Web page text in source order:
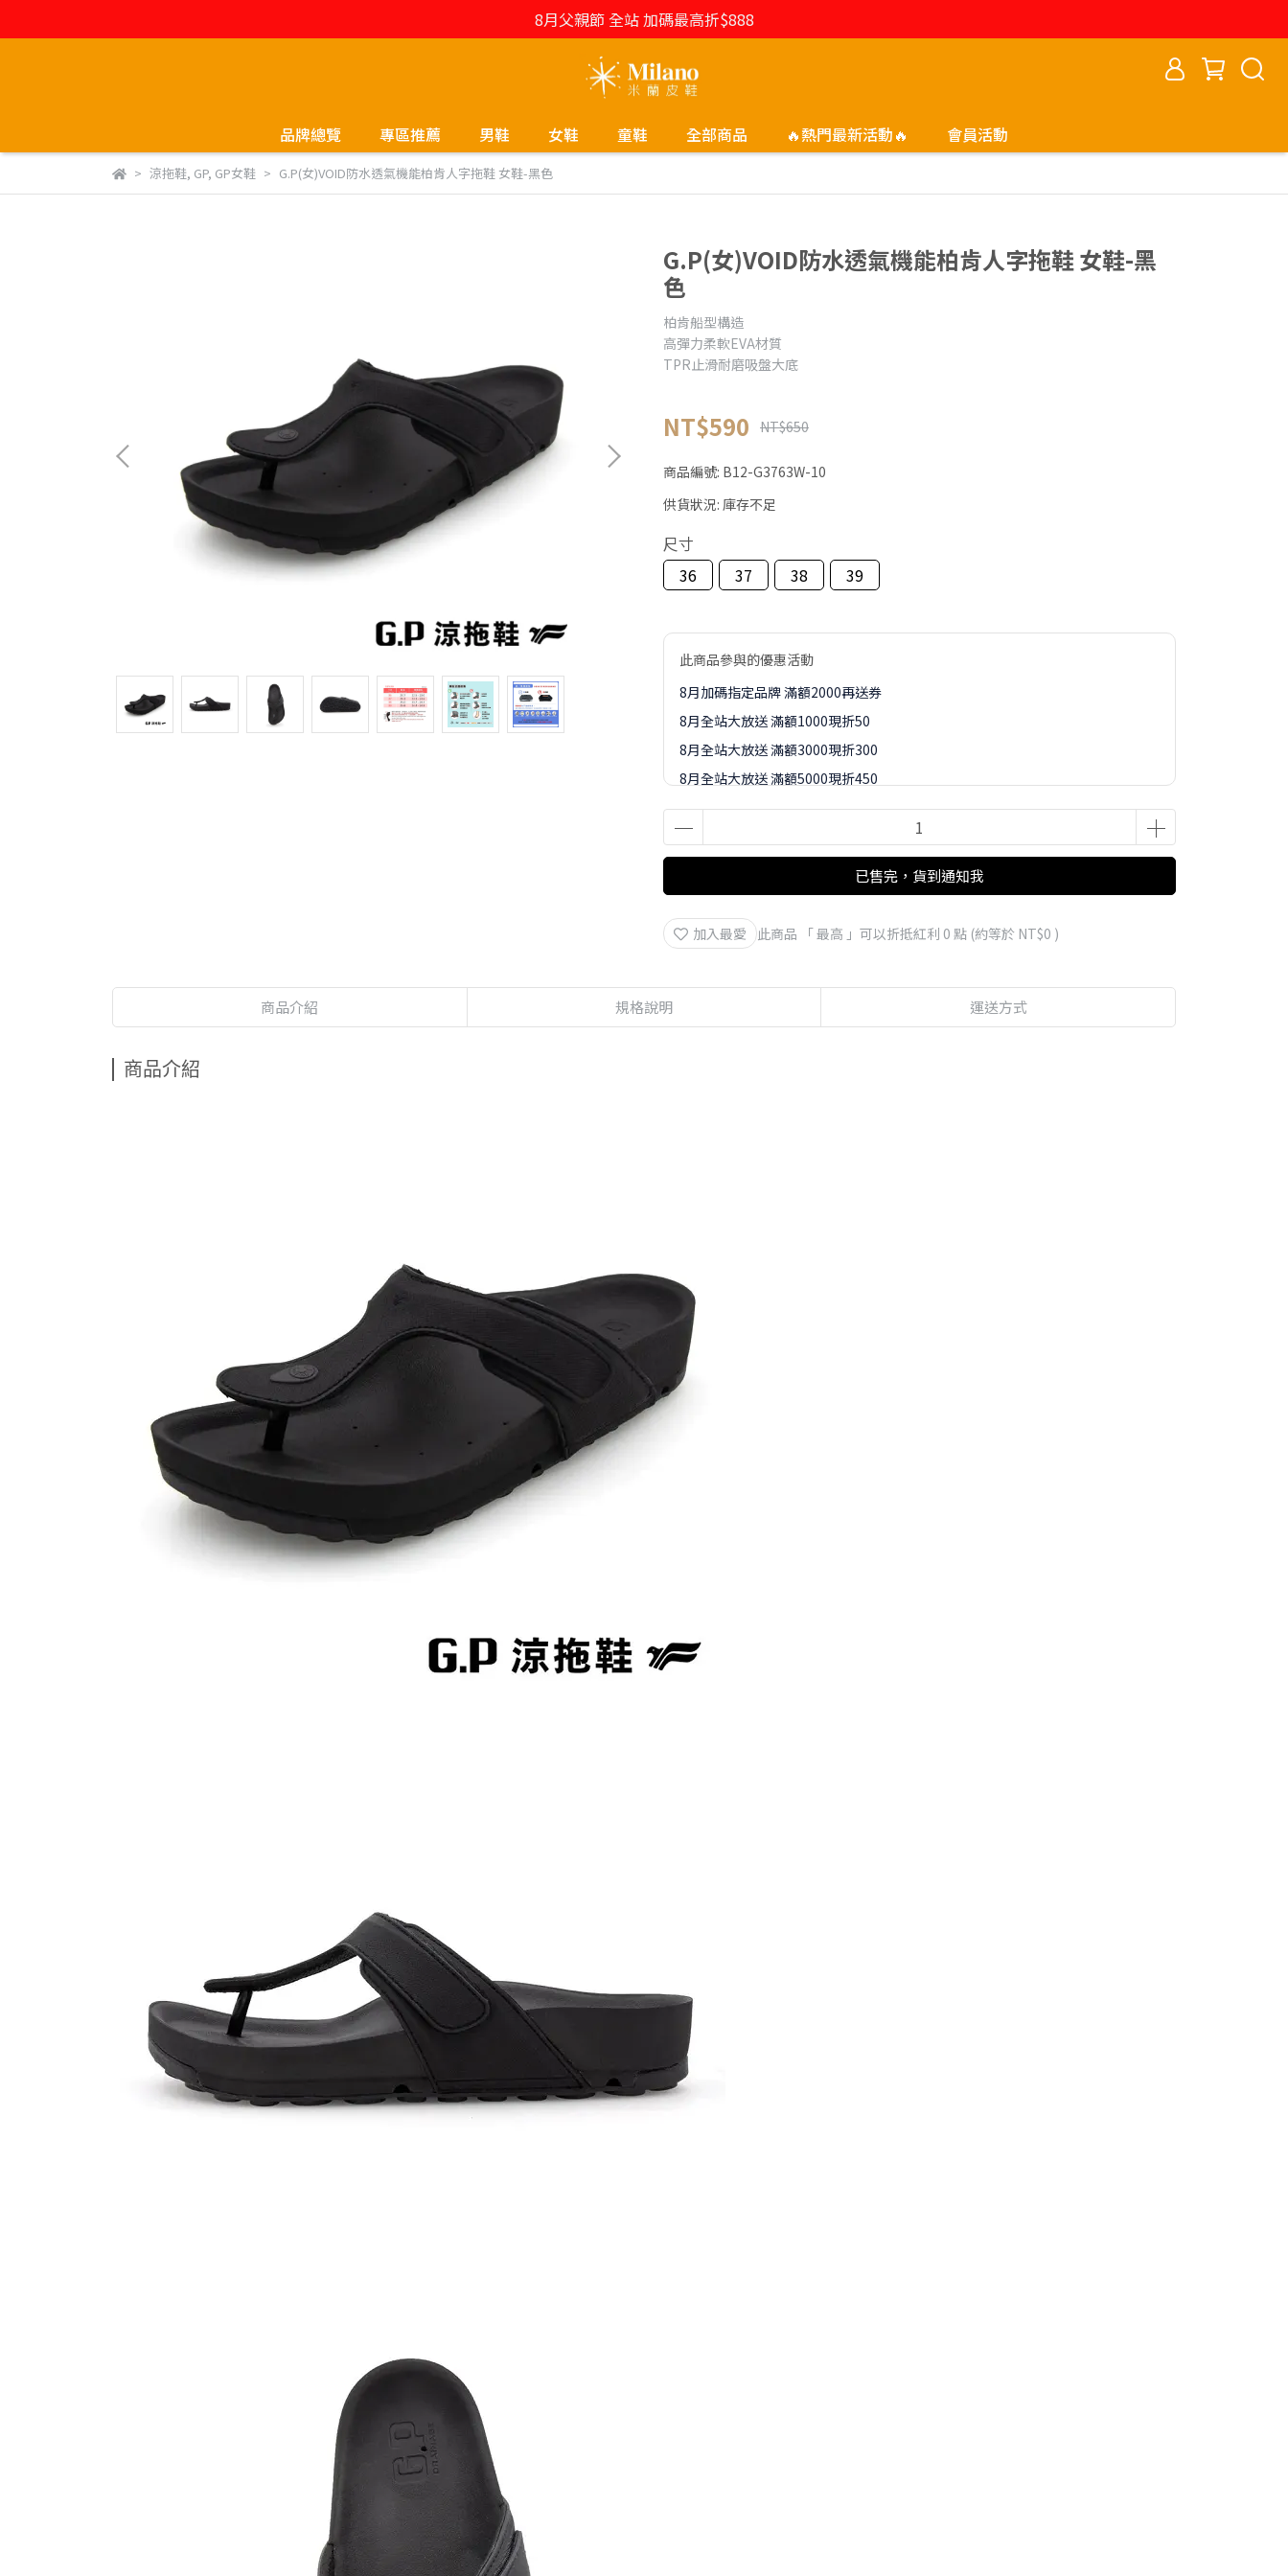
8月父親節 全站 加碼最高折$888
品牌總覽 專區推薦 男鞋 女鞋 童鞋 全部商品 🔥熱門最新活動🔥 會員活動
涼拖鞋, GP, GP女鞋 G.P(女)VOID防水透氣機能柏肯人字拖鞋 女鞋-黑色
G.P(女)VOID防水透氣機能柏肯人字拖鞋 女鞋-黑
色
柏肯船型構造
高彈力柔軟EVA材質
TPR止滑耐磨吸盤大底
NT$590 NT$650
商品編號: B12-G3763W-10
供貨狀況: 庫存不足
尺寸
36
37 38 39
此商品參與的優惠活動
8月加碼指定品牌 滿額2000再送券
8月全站大放送 滿額1000現折50
8月全站大放送 滿額3000現折300
8月全站大放送 滿額5000現折450
8月全站大放送 滿額8000現折888
已售完，貨到通知我
加入最愛 此商品 「 最高 」可以折抵紅利 0 點 (約等於 NT$0 )
商品介紹 規格說明 運送方式
商品介紹